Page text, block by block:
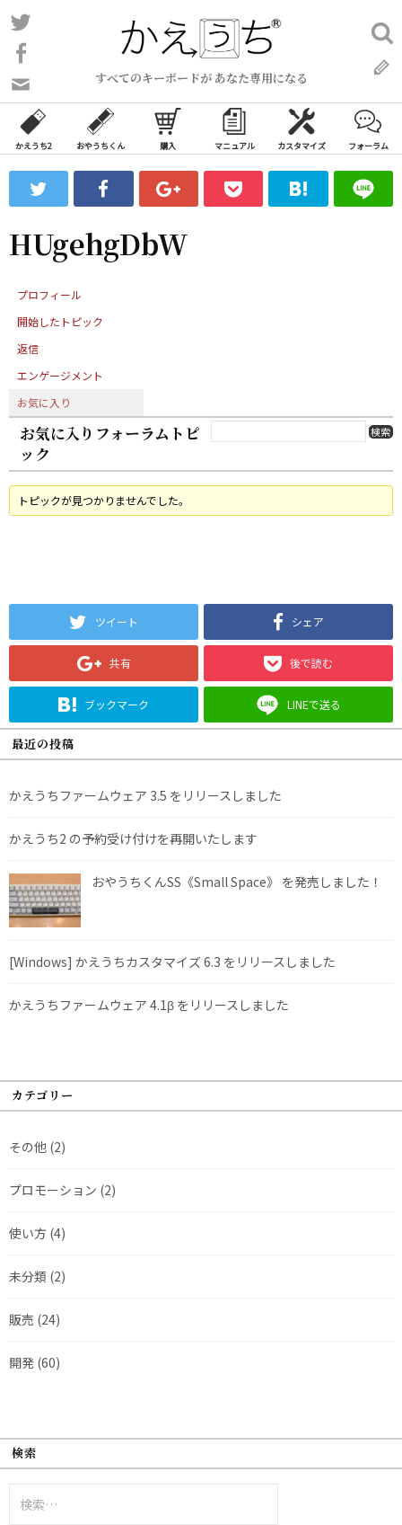
コ
ン
ン
ツ
ス
ッ
プ
すべてのキーボードが あなた専用になる
い
合
わ
フ
ォ
ム
検
索:
かえうち2 おやうちくん 購入 マニュアル カスタマイズ フォーラム
HUgehgDbW
プロフィール
開始したトピック
返信
エンゲージメント
お気に入り
お気に入りフォーラムトピ
ック
トピックが見つかりませんでした。
ツイート シェア
共有 後で読む
ブックマーク LINEで送る
最近の投稿
かえうちファームウェア 3.5 をリリースしました
かえうち2 の予約受け付けを再開いたします
おやうちくんSS《Small Space》 を発売しました！
[Windows] かえうちカスタマイズ 6.3 をリリースしました
かえうちファームウェア 4.1β をリリースしました
カテゴリー
その他 (2)
プロモーション (2)
使い方 (4)
未分類 (2)
販売 (24)
開発 (60)
検索
索: